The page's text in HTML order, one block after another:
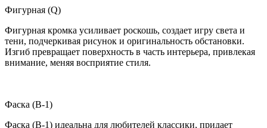
Фигурная (Q)
Фигурная кромка усиливает роскошь, создает игру света и
тени, подчеркивая рисунок и оригинальность обстановки.
Изгиб превращает поверхность в часть интерьера, привлекая
внимание, меняя восприятие стиля.
Фаска (B-1)
Фаска (B-1) идеальна для любителей классики, придает